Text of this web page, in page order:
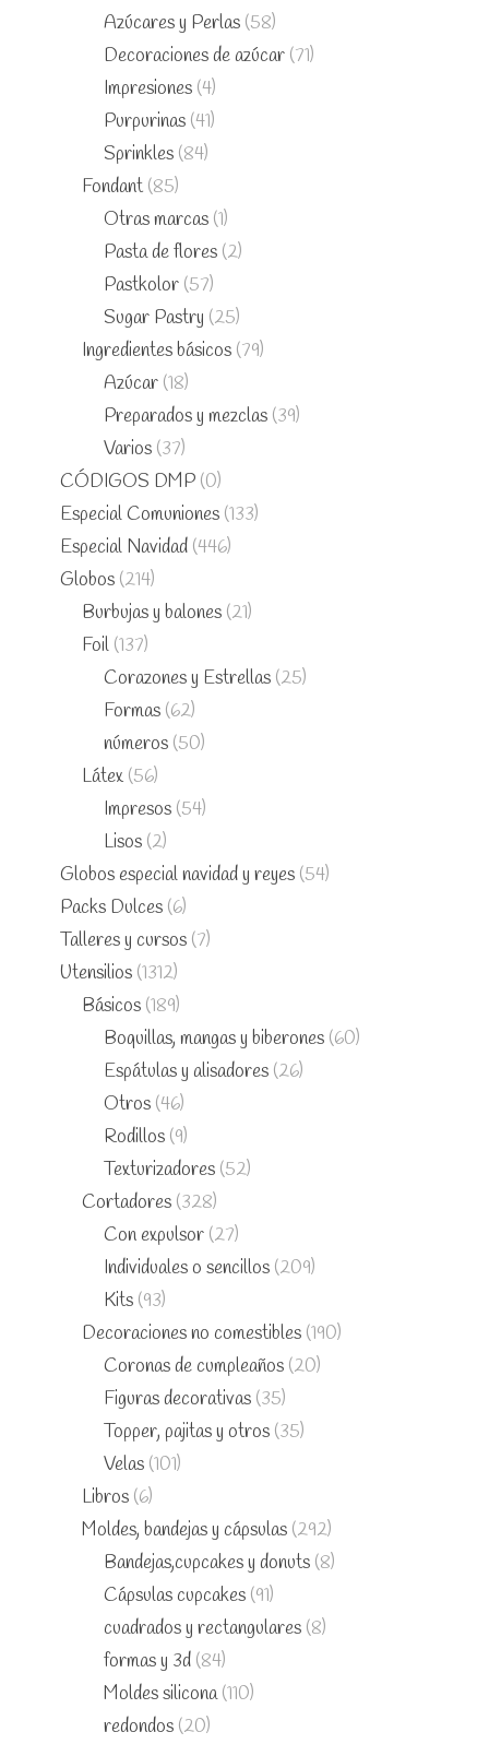
Azúcares y Perlas (58)
Decoraciones de azúcar (71)
Impresiones (4)
Purpurinas (41)
Sprinkles (84)
Fondant (85)
Otras marcas (1)
Pasta de flores (2)
Pastkolor (57)
Sugar Pastry (25)
Ingredientes básicos (79)
Azúcar (18)
Preparados y mezclas (39)
Varios (37)
CÓDIGOS DMP (0)
Especial Comuniones (133)
Especial Navidad (446)
Globos (214)
Burbujas y balones (21)
Foil (137)
Corazones y Estrellas (25)
Formas (62)
números (50)
Látex (56)
Impresos (54)
Lisos (2)
Globos especial navidad y reyes (54)
Packs Dulces (6)
Talleres y cursos (7)
Utensilios (1312)
Básicos (189)
Boquillas, mangas y biberones (60)
Espátulas y alisadores (26)
Otros (46)
Rodillos (9)
Texturizadores (52)
Cortadores (328)
Con expulsor (27)
Individuales o sencillos (209)
Kits (93)
Decoraciones no comestibles (190)
Coronas de cumpleaños (20)
Figuras decorativas (35)
Topper, pajitas y otros (35)
Velas (101)
Libros (6)
Moldes, bandejas y cápsulas (292)
Bandejas,cupcakes y donuts (8)
Cápsulas cupcakes (91)
cuadrados y rectangulares (8)
formas y 3d (84)
Moldes silicona (110)
redondos (20)